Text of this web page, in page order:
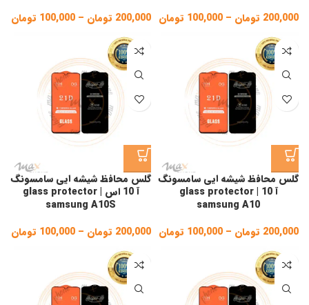
200,000 تومان –
100,000 تومان Price
100,000 تومان
through
200,000 تومان
200,000 تومان –
100,000 تومان
گلس محافظ شیشه ایی سامسونگ
آ 10 | glass protector
samsung A10
200,000 تومان –
100,000 تومان Price
100,000 تومان
through
200,000 تومان
گلس محافظ شیشه ایی سامسونگ
آ 10 اس | glass protector
samsung A10S
200,000 تومان –
100,000 تومان